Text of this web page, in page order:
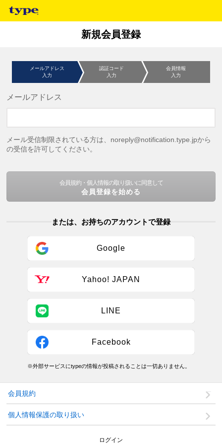
新規会員登録
メールアドレス
入力
認証コード
入力
会員情報
入力
メールアドレス
メール受信制限されている方は、noreply@notification.type.jpから
の受信を許可してください。
会員規約・個人情報の取り扱いに同意して
会員登録を始める
または、お持ちのアカウントで登録
Google
Yahoo! JAPAN
LINE
Facebook
※外部サービスにtypeの情報が投稿されることは一切ありません。
会員規約
個人情報保護の取り扱い
ログイン